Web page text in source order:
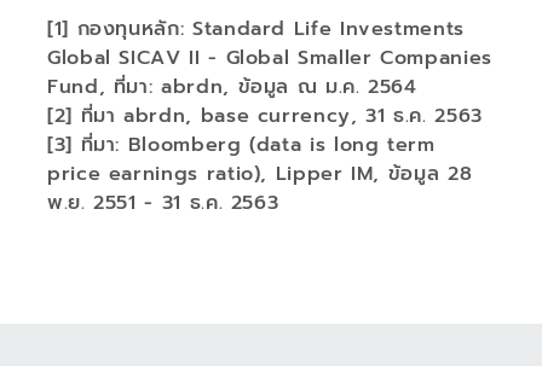
[1] กองทุนหลัก: Standard Life Investments
Global SICAV II - Global Smaller Companies
Fund, ที่มา: abrdn, ข้อมูล ณ ม.ค. 2564
[2] ที่มา abrdn, base currency, 31 ธ.ค. 2563
[3] ที่มา: Bloomberg (data is long term
price earnings ratio), Lipper IM, ข้อมูล 28
พ.ย. 2551 - 31 ธ.ค. 2563